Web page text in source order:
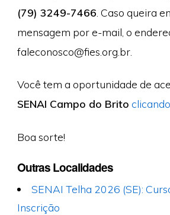
(79) 3249-7466 . Caso queira
mensagem por e-mail, o
faleconosco@fies.org.br.
Você tem a oportunidade de
SENAI Campo do Brito
Boa sorte!
Outras Localidades
SENAI Telha 2026 (SE):
Inscrição